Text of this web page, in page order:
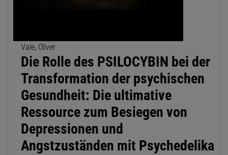
Vale, Oliver
Die Rolle des PSILOCYBIN bei der
Transformation der psychischen
Gesundheit: Die ultimative
Ressource zum Besiegen von
Depressionen und
Angstzuständen mit Psychedelika